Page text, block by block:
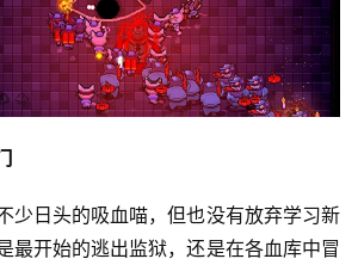
少日头的吸血喵，但也没有放弃学习新
最开始的逃出监狱，还是在各血库中冒